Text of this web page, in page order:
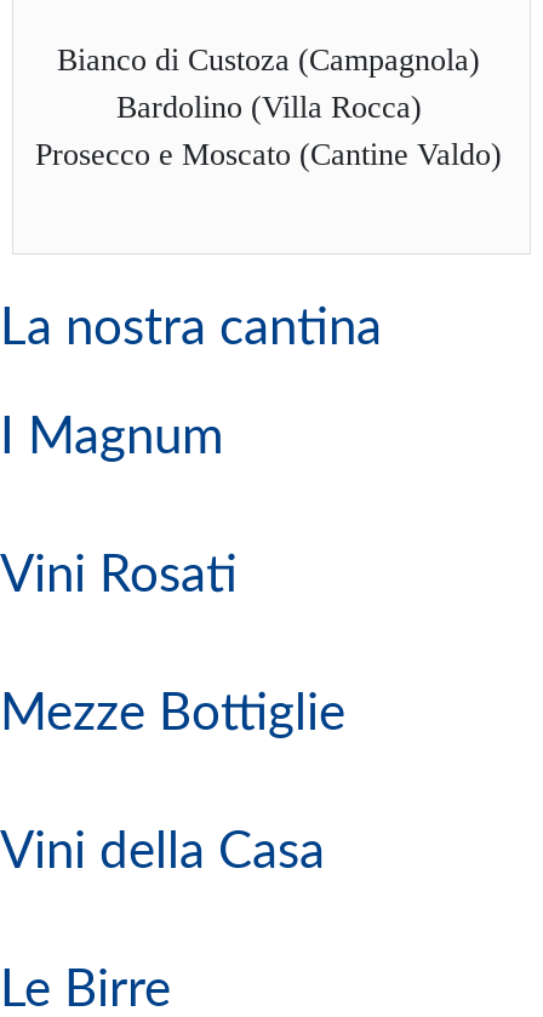
Bianco di Custoza (Campagnola)
Bardolino (Villa Rocca)
Prosecco e Moscato (Cantine Valdo)
La nostra cantina
I Magnum
Vini Rosati
Mezze Bottiglie
Vini della Casa
Le Birre